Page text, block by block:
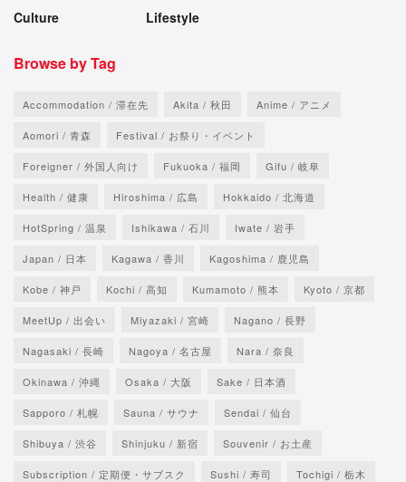
Culture
Lifestyle
Browse by Tag
Accommodation / 滞在先 Akita / 秋田 Anime / アニメ
Aomori / 青森 Festival / お祭り・イベント
Foreigner / 外国人向け Fukuoka / 福岡 Gifu / 岐阜
Health / 健康 Hiroshima / 広島 Hokkaido / 北海道
HotSpring / 温泉 Ishikawa / 石川 Iwate / 岩手
Japan / 日本 Kagawa / 香川 Kagoshima / 鹿児島
Kobe / 神戸 Kochi / 高知 Kumamoto / 熊本 Kyoto / 京都
MeetUp / 出会い Miyazaki / 宮崎 Nagano / 長野
Nagasaki / 長崎 Nagoya / 名古屋 Nara / 奈良
Okinawa / 沖縄 Osaka / 大阪 Sake / 日本酒
Sapporo / 札幌 Sauna / サウナ Sendai / 仙台
Shibuya / 渋谷 Shinjuku / 新宿 Souvenir / お土産
Subscription / 定期便・サブスク Sushi / 寿司 Tochigi / 栃木